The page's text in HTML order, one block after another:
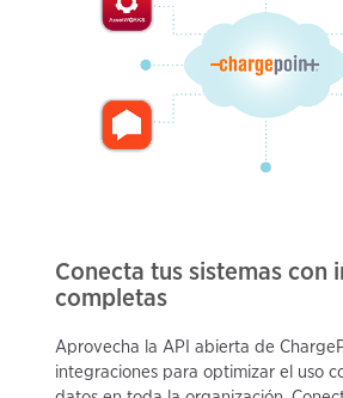
Conecta tus sistemas con
completas
Aprovecha la API abierta de
integraciones para optimizar el uso